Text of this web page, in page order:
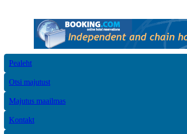
Pealeht
Otsi majutust
Majutus maailmas
Kontakt